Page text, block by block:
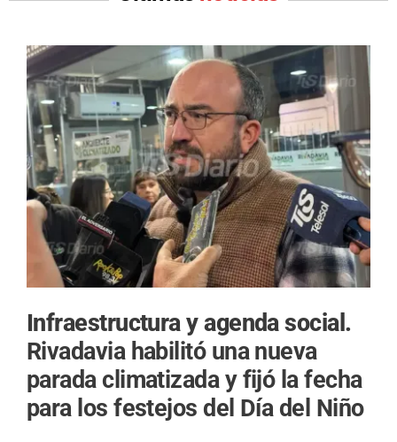
Infraestructura y agenda social.
Rivadavia habilitó una nueva
parada climatizada y fijó la fecha
para los festejos del Día del Niño